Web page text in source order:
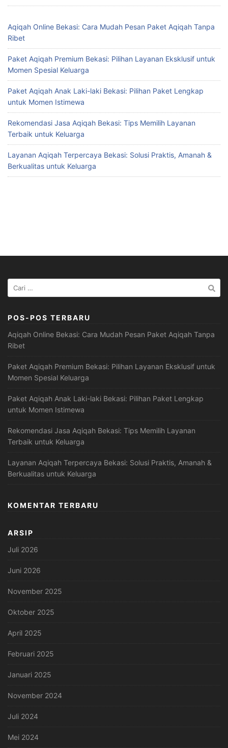
Aqiqah Online Bekasi: Cara Mudah Pesan Paket Aqiqah Tanpa
Ribet
Paket Aqiqah Premium Bekasi: Pilihan Layanan Eksklusif untuk
Momen Spesial Keluarga
Paket Aqiqah Anak Laki-laki Bekasi: Pilihan Paket Lengkap
untuk Momen Istimewa
Rekomendasi Jasa Aqiqah Bekasi: Tips Memilih Layanan
Terbaik untuk Keluarga
Layanan Aqiqah Terpercaya Bekasi: Solusi Praktis, Amanah &
Berkualitas untuk Keluarga
Cari
untuk:
POS-POS TERBARU
Aqiqah Online Bekasi: Cara Mudah Pesan Paket Aqiqah Tanpa
Ribet
Paket Aqiqah Premium Bekasi: Pilihan Layanan Eksklusif untuk
Momen Spesial Keluarga
Paket Aqiqah Anak Laki-laki Bekasi: Pilihan Paket Lengkap
untuk Momen Istimewa
Rekomendasi Jasa Aqiqah Bekasi: Tips Memilih Layanan
Terbaik untuk Keluarga
Layanan Aqiqah Terpercaya Bekasi: Solusi Praktis, Amanah &
Berkualitas untuk Keluarga
KOMENTAR TERBARU
ARSIP
Juli 2026
Juni 2026
November 2025
Oktober 2025
April 2025
Februari 2025
Januari 2025
November 2024
Juli 2024
Mei 2024